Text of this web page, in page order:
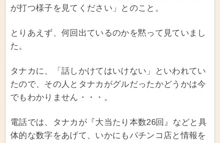
が打つ様子を見てください」とのこと。
とりあえず、何回出ているのかを黙って見ていまし
た。
タナカに、「話しかけてはいけない」といわれてい
たので、その人とタナカがグルだったかどうかは今
でもわかりません・・・。
電話では、タナカが『大当たり本数26回』などと具
体的な数字をあげて、いかにもパチンコ店と情報を